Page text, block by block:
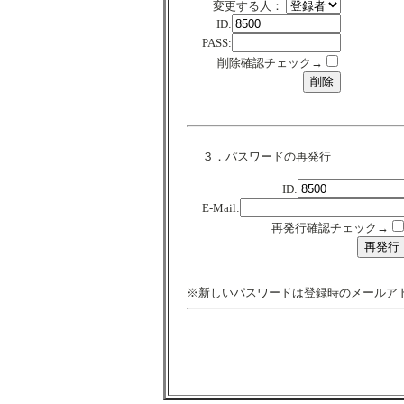
変更する人：
ID:
PASS:
削除確認チェック→
３．パスワードの再発行
ID:
E-Mail:
再発行確認チェック→
※新しいパスワードは登録時のメールア